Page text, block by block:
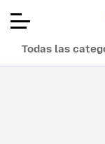
Todas las